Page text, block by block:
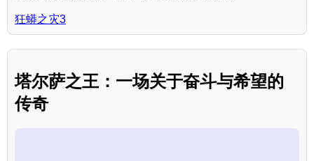
狂蟒之灾3
塔尔萨之王：一场关于奋斗与希望的
传奇